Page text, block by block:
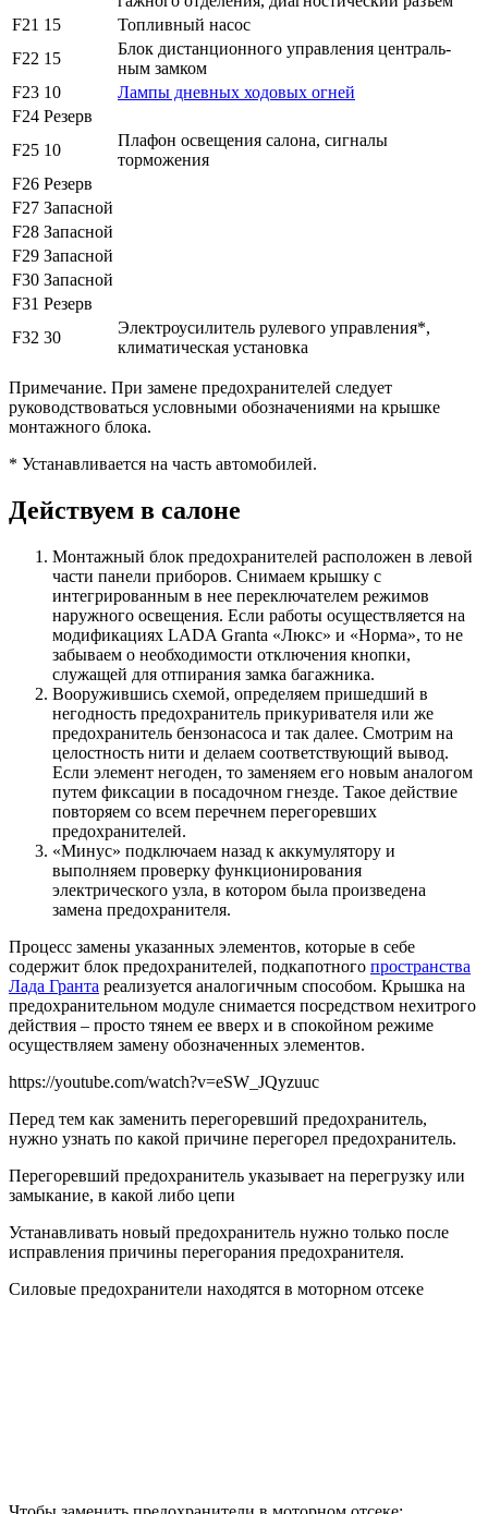
F21 15
Топливный насос
F22 15
Блок дистанционного управления централь­
ным замком
F23 10
Лампы дневных ходовых огней
F24 Резерв
F25 10
Плафон освещения салона, сигналы
торможения
F26 Резерв
F27 Запасной
F28 Запасной
F29 Запасной
F30 Запасной
F31 Резерв
F32 30
Электроусилитель рулевого управления*,
климатическая установка
Примечание. При замене предохранителей следует
руководствоваться условными обозначениями на крышке
монтажного блока.
* Устанавливается на часть автомобилей.
Действуем в салоне
Монтажный блок предохранителей расположен в левой
части панели приборов. Снимаем крышку с
интегрированным в нее переключателем режимов
наружного освещения. Если работы осуществляется на
модификациях LADA Granta «Люкс» и «Норма», то не
забываем о необходимости отключения кнопки,
служащей для отпирания замка багажника.
Вооружившись схемой, определяем пришедший в
негодность предохранитель прикуривателя или же
предохранитель бензонасоса и так далее. Смотрим на
целостность нити и делаем соответствующий вывод.
Если элемент негоден, то заменяем его новым аналогом
путем фиксации в посадочном гнезде. Такое действие
повторяем со всем перечнем перегоревших
предохранителей.
«Минус» подключаем назад к аккумулятору и
выполняем проверку функционирования
электрического узла, в котором была произведена
замена предохранителя.
Процесс замены указанных элементов, которые в себе
содержит блок предохранителей, подкапотного пространства
Лада Гранта реализуется аналогичным способом. Крышка на
предохранительном модуле снимается посредством нехитрого
действия – просто тянем ее вверх и в спокойном режиме
осуществляем замену обозначенных элементов.
https://youtube.com/watch?v=eSW_JQyzuuc
Перед тем как заменить перегоревший предохранитель,
нужно узнать по какой причине перегорел предохранитель.
Перегоревший предохранитель указывает на перегрузку или
замыкание, в какой либо цепи
Устанавливать новый предохранитель нужно только после
исправления причины перегорания предохранителя.
Силовые предохранители находятся в моторном отсеке